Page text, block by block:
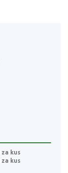
za kus
za kus